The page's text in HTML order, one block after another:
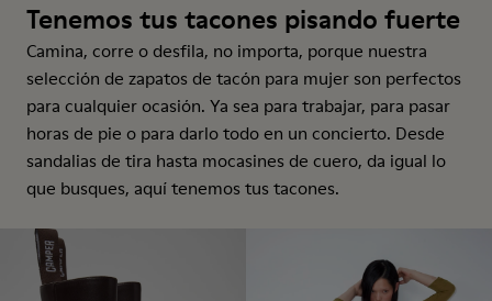
Tenemos tus tacones pisando fuerte
Camina, corre o desfila, no importa, porque nuestra
selección de zapatos de tacón para mujer son perfectos
para cualquier ocasión. Ya sea para trabajar, para pasar
horas de pie o para darlo todo en un concierto. Desde
sandalias de tira hasta mocasines de cuero, da igual lo
que busques, aquí tenemos tus tacones.